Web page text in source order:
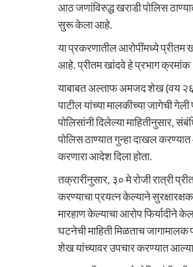
आठ जणांविरुद्ध खराडी पोलिस
सुरू केला आहे.
या प्रकरणातील आरोपींमध्ये
आहे. प्रीतम खांदवे हे प्रभाग
याबाबत अल्ताफ अमजद शेख (वय २६,
पाटील यांच्या मालकीच्या जागेची
पोलिसांनी दिलेल्या माहितीनुसार,
पोलिस ठाण्यात गुन्हा दाखल
करणारा आदेश दिला होता.
तक्रारीनुसार, ३० मे रोजी रात्री
करण्याचा प्रयत्न केल्याने
मारहाण केल्याचा आरोप फिर्यादीने
घटनेची माहिती मिळताच
शेख यांच्यावर उपचार करण्यात